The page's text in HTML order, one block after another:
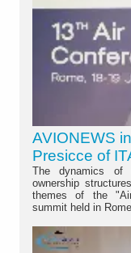
AVIONEWS
Presicce of
The dynamics of
ownership
themes of the
summit held in